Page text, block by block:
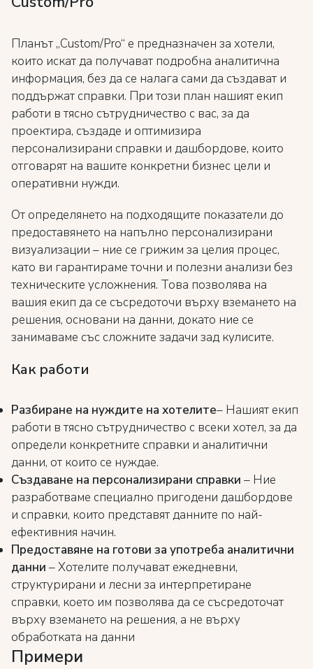
Планът „Custom/Pro“ е предназначен за хотели,
които искат да получават подробна аналитична
информация, без да се налага сами да създават и
поддържат справки. При този план нашият екип
работи в тясно сътрудничество с вас, за да
проектира, създаде и оптимизира
персонализирани справки и дашбордове, които
отговарят на вашите конкретни бизнес цели и
оперативни нужди.
От определянето на подходящите показатели до
предоставянето на напълно персонализирани
визуализации – ние се грижим за целия процес,
като ви гарантираме точни и полезни анализи без
техническите усложнения. Това позволява на
вашия екип да се съсредоточи върху вземането на
решения, основани на данни, докато ние се
занимаваме със сложните задачи зад кулисите.
Как работи
Разбиране на нуждите на хотелите– Нашият екип
работи в тясно сътрудничество с всеки хотел, за да
определи конкретните справки и аналитични
данни, от които се нуждае.
Създаване на персонализирани справки – Ние
разработваме специално пригодени дашбордове
и справки, които представят данните по най-
ефективния начин.
Предоставяне на готови за употреба аналитични
данни – Хотелите получават ежедневни,
структурирани и лесни за интерпретиране
справки, което им позволява да се съсредоточат
върху вземането на решения, а не върху
обработката на данни
Примери